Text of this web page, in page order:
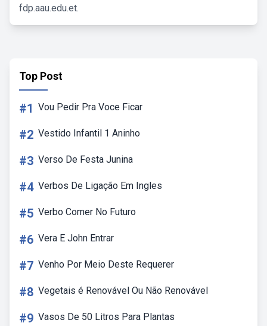
fdp.aau.edu.et.
Top Post
#1 Vou Pedir Pra Voce Ficar
#2 Vestido Infantil 1 Aninho
#3 Verso De Festa Junina
#4 Verbos De Ligação Em Ingles
#5 Verbo Comer No Futuro
#6 Vera E John Entrar
#7 Venho Por Meio Deste Requerer
#8 Vegetais é Renovável Ou Não Renovável
#9 Vasos De 50 Litros Para Plantas